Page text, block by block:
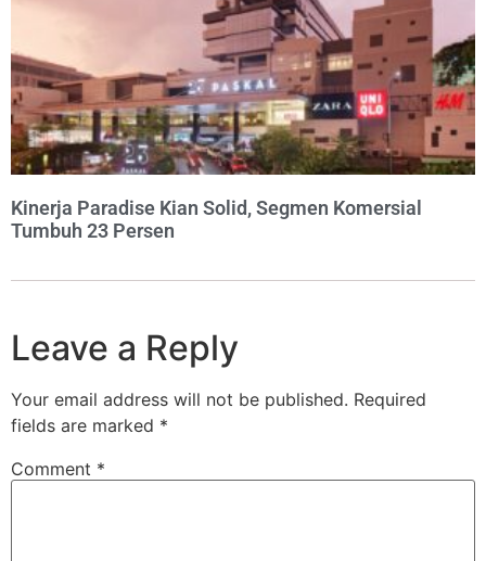
Kinerja Paradise Kian Solid, Segmen Komersial
Tumbuh 23 Persen
Leave a Reply
Your email address will not be published. Required
fields are marked *
Comment *